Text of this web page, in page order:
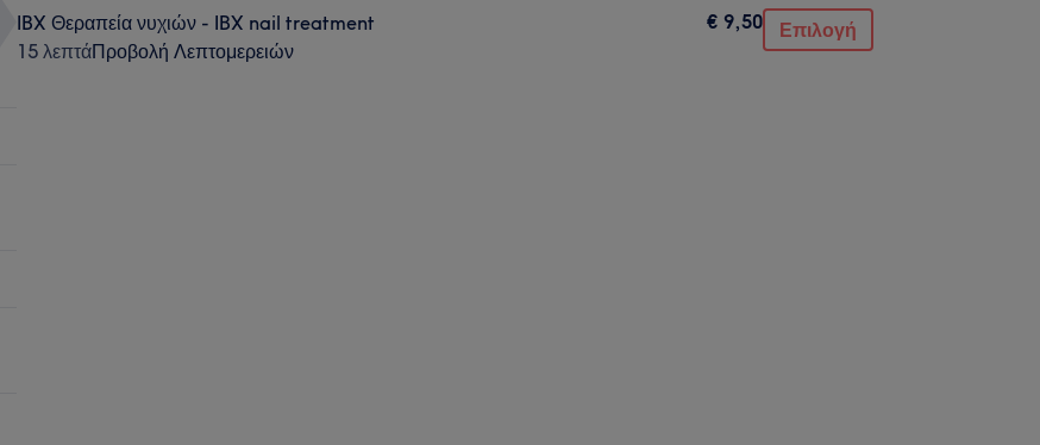
IBX Θεραπεία νυχιών - IBX nail treatment
15 λεπτάΠροβολή Λεπτομερειών
€ 9,50 Επιλογή